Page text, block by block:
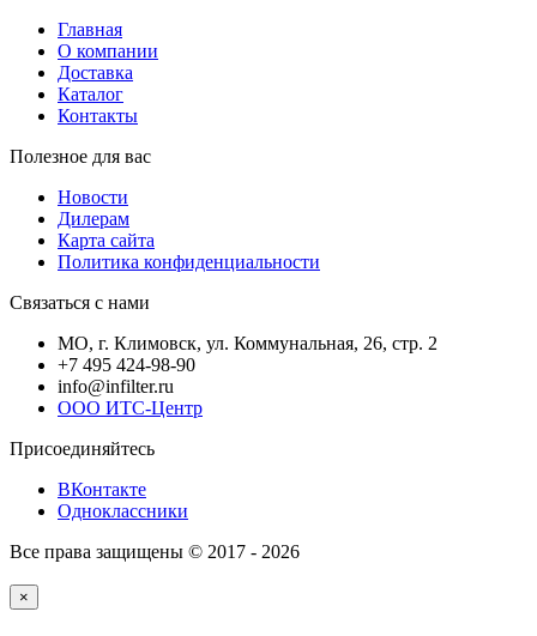
Главная
О компании
Доставка
Каталог
Контакты
Полезное для вас
Новости
Дилерам
Карта сайта
Политика конфиденциальности
Связаться с нами
МО, г. Климовск, ул. Коммунальная, 26, стр. 2
+7 495 424-98-90
info@infilter.ru
ООО ИТС-Центр
Присоединяйтесь
ВКонтакте
Одноклассники
Все права защищены © 2017 - 2026
×